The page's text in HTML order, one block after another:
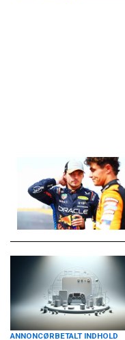
ANNONCØRBETALT INDHOLD